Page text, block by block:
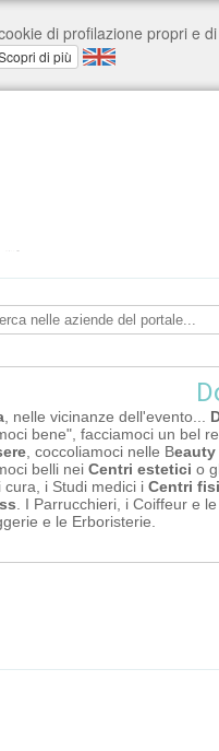
, nelle vicinanze dell'evento...
bene", facciamoci un bel
, coccoliamoci nelle Beauty
belli nei Centri estetici o
cura, i Studi medici i Centri
. I Parrucchieri, i Coiffeur e
e le Erboristerie.